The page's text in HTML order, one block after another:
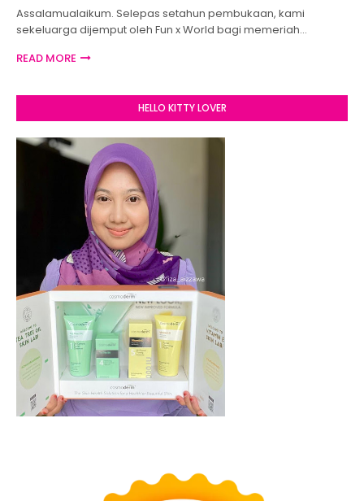
Assalamualaikum. Selepas setahun pembukaan, kami
sekeluarga dijemput oleh Fun x World bagi memeriah…
READ MORE
HELLO KITTY LOVER